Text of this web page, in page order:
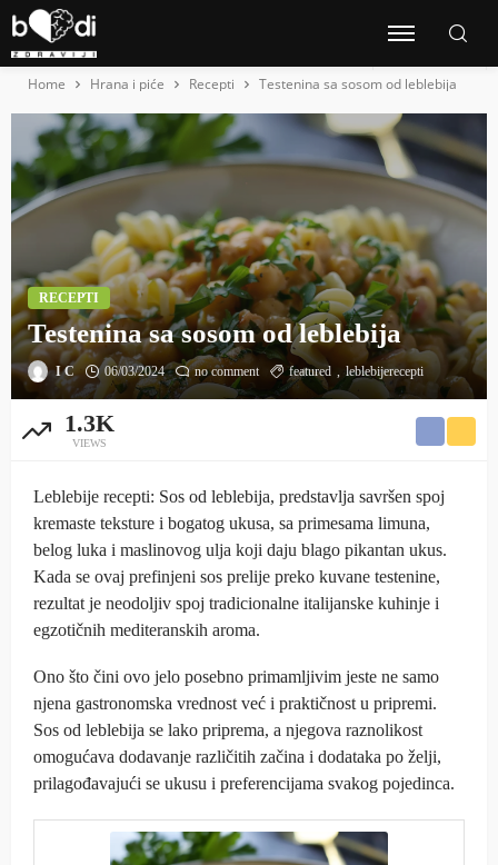
Home Hrana i piće Recepti Testenina sa sosom od leblebija
RECEPTI
Testenina sa sosom od leblebija
I C 06/03/2024 no comment featured leblebijerecepti
1.3K
VIEWS
Leblebije recepti: Sos od leblebija, predstavlja savršen spoj
kremaste teksture i bogatog ukusa, sa primesama limuna,
belog luka i maslinovog ulja koji daju blago pikantan ukus.
Kada se ovaj prefinjeni sos prelije preko kuvane testenine,
rezultat je neodoljiv spoj tradicionalne italijanske kuhinje i
egzotičnih mediteranskih aroma.
Ono što čini ovo jelo posebno primamljivim jeste ne samo
njena gastronomska vrednost već i praktičnost u pripremi.
Sos od leblebija se lako priprema, a njegova raznolikost
omogućava dodavanje različitih začina i dodataka po želji,
prilagođavajući se ukusu i preferencijama svakog pojedinca.